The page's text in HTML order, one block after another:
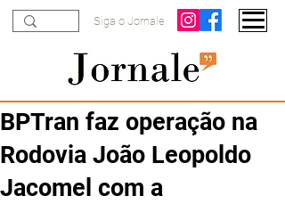
Siga o Jornale
BPTran faz operação na
Rodovia João Leopoldo
Jacomel com a